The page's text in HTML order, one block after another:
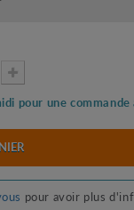
pour une
pour avoir plus